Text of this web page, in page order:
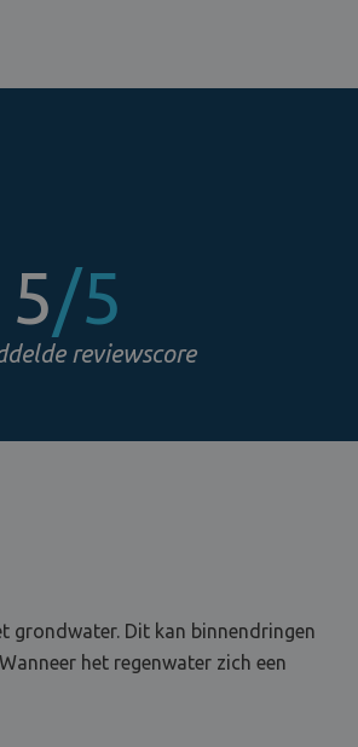
5/5
reviewscore
grondwater. Dit kan binnendringen
het regenwater zich een